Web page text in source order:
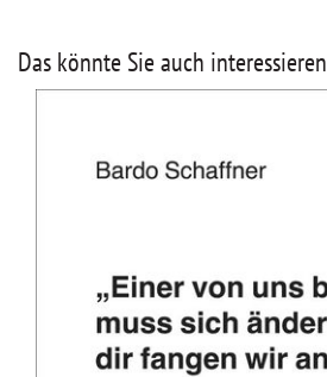
Das könnte Sie auch interessieren